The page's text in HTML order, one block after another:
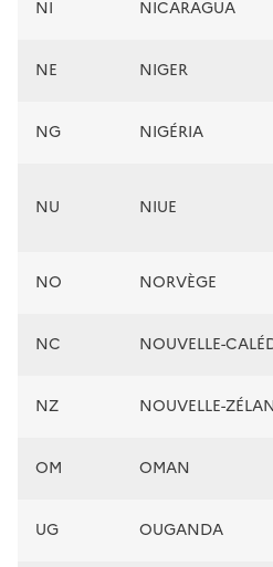
NI NICARAGUA
NE NIGER
NG NIGÉRIA
NU NIUE
NO NORVÈGE
NC NOUVELLE-
NZ NOUVELLE-
OM OMAN
UG OUGANDA